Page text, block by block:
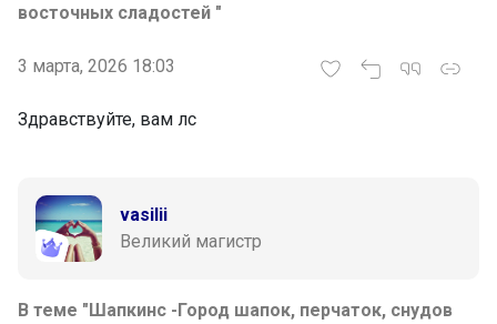
восточных сладостей "
3 марта, 2026 18:03
Здравствуйте, вам лс
vasilii
Великий магистр
В теме "Шапкинс -Город шапок, перчаток, снудов